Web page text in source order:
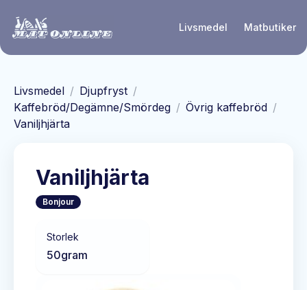
Livsmedel Matbutiker
Livsmedel / Djupfryst /
Kaffebröd/Degämne/Smördeg / Övrig kaffebröd /
Vaniljhjärta
Vaniljhjärta
Bonjour
Storlek
50gram